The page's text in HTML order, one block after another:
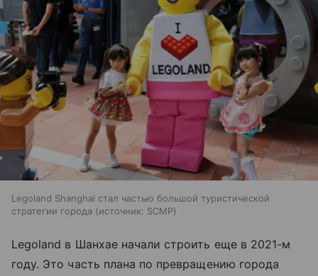
Legoland Shanghai стал частью большой туристической
стратегии города
источник: SCMP
Legoland в Шанхае начали строить еще в 2021-м
году. Это часть плана по превращению города